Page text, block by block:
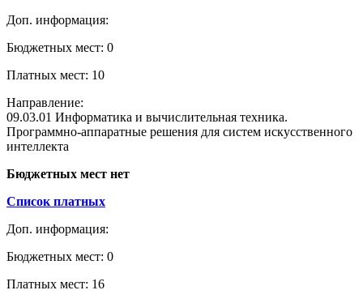
Доп. информация:
Бюджетных мест: 0
Платных мест: 10
Направление:
09.03.01 Информатика и вычислительная техника.
Программно-аппаратные решения для систем искусственного
интеллекта
Бюджетных мест нет
Список платных
Доп. информация:
Бюджетных мест: 0
Платных мест: 16